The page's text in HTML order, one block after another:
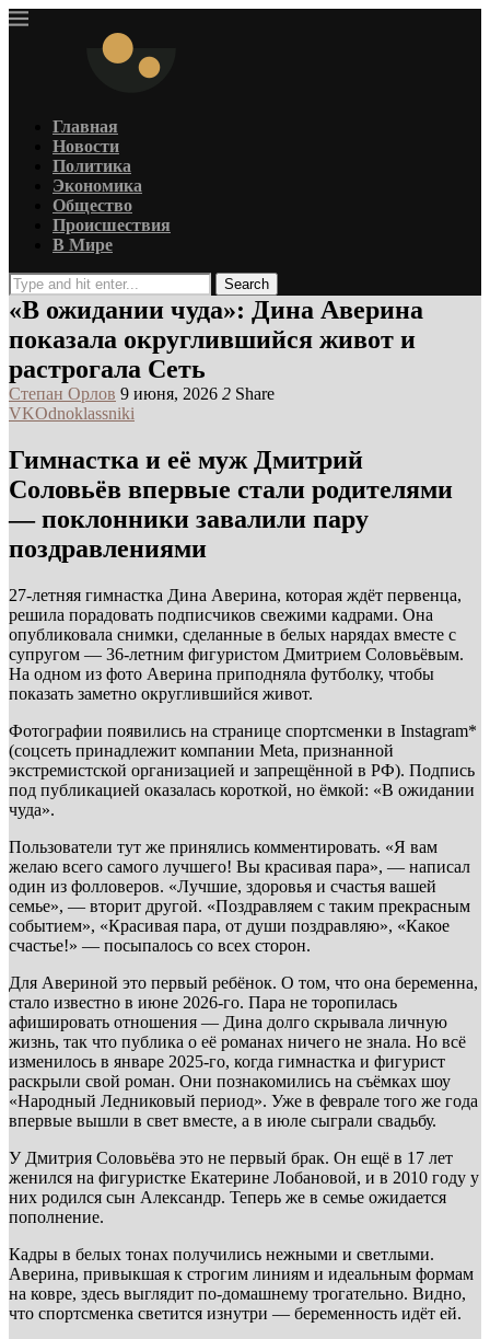
Главная
Новости
Политика
Экономика
Общество
Происшествия
В Мире
Search
«В ожидании чуда»: Дина Аверина
показала округлившийся живот и
растрогала Сеть
Степан Орлов 9 июня, 2026 2 Share
VKOdnoklassniki
Гимнастка и её муж Дмитрий
Соловьёв впервые стали родителями
— поклонники завалили пару
поздравлениями
27-летняя гимнастка Дина Аверина, которая ждёт первенца,
решила порадовать подписчиков свежими кадрами. Она
опубликовала снимки, сделанные в белых нарядах вместе с
супругом — 36-летним фигуристом Дмитрием Соловьёвым.
На одном из фото Аверина приподняла футболку, чтобы
показать заметно округлившийся живот.
Фотографии появились на странице спортсменки в Instagram*
(соцсеть принадлежит компании Meta, признанной
экстремистской организацией и запрещённой в РФ). Подпись
под публикацией оказалась короткой, но ёмкой: «В ожидании
чуда».
Пользователи тут же принялись комментировать. «Я вам
желаю всего самого лучшего! Вы красивая пара», — написал
один из фолловеров. «Лучшие, здоровья и счастья вашей
семье», — вторит другой. «Поздравляем с таким прекрасным
событием», «Красивая пара, от души поздравляю», «Какое
счастье!» — посыпалось со всех сторон.
Для Авериной это первый ребёнок. О том, что она беременна,
стало известно в июне 2026-го. Пара не торопилась
афишировать отношения — Дина долго скрывала личную
жизнь, так что публика о её романах ничего не знала. Но всё
изменилось в январе 2025-го, когда гимнастка и фигурист
раскрыли свой роман. Они познакомились на съёмках шоу
«Народный Ледниковый период». Уже в феврале того же года
впервые вышли в свет вместе, а в июле сыграли свадьбу.
У Дмитрия Соловьёва это не первый брак. Он ещё в 17 лет
женился на фигуристке Екатерине Лобановой, и в 2010 году у
них родился сын Александр. Теперь же в семье ожидается
пополнение.
Кадры в белых тонах получились нежными и светлыми.
Аверина, привыкшая к строгим линиям и идеальным формам
на ковре, здесь выглядит по-домашнему трогательно. Видно,
что спортсменка светится изнутри — беременность идёт ей.